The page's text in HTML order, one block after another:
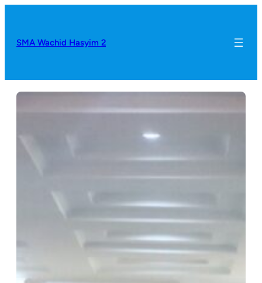
SMA Wachid Hasyim 2